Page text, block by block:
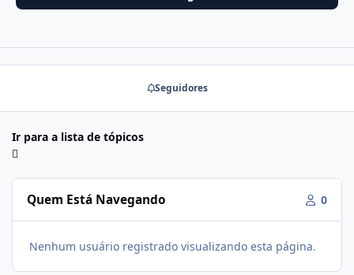
Seguidores
Ir para a lista de tópicos
Quem Está Navegando 0
Nenhum usuário registrado visualizando esta página.